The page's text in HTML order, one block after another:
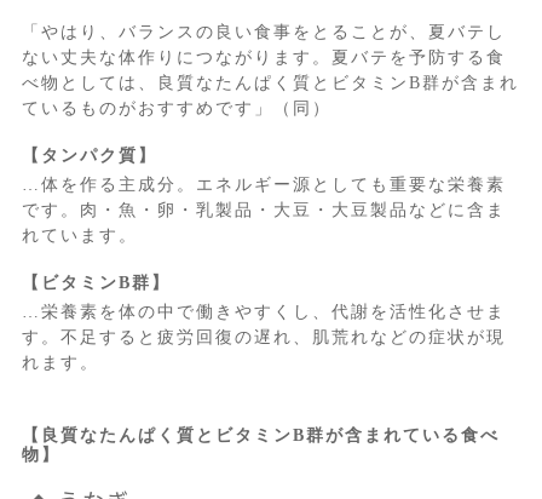
「やはり、バランスの良い食事をとることが、夏バテし
ない丈夫な体作りにつながります。夏バテを予防する食
べ物としては、良質なたんぱく質とビタミンB群が含まれ
ているものがおすすめです」（同）
【タンパク質】
…体を作る主成分。エネルギー源としても重要な栄養素
です。肉・魚・卵・乳製品・大豆・大豆製品などに含ま
れています。
【ビタミンB群】
…栄養素を体の中で働きやすくし、代謝を活性化させま
す。不足すると疲労回復の遅れ、肌荒れなどの症状が現
れます。
【良質なたんぱく質とビタミンB群が含まれている食べ
物】